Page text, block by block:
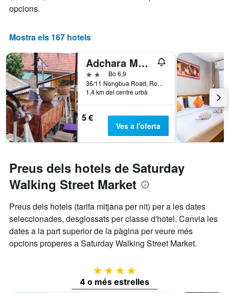
opcions.
Mostra els 167 hotels
Adchara Mansion
2 estrelles
Bo 6,9
36/11 Nongbua Road, Rop Wiang, Chiang Rai, Tailàndia
1,4 km del centre urbà
5 €
Ves a l'oferta
Preus dels hotels de Saturday
Walking Street Market
Preus dels hotels (tarifa mitjana per nit) per a les dates
seleccionades, desglossats per classe d'hotel. Canvia les
dates a la part superior de la pàgina per veure més
opcions properes a Saturday Walking Street Market.
4 estrelles
4 o més estrelles